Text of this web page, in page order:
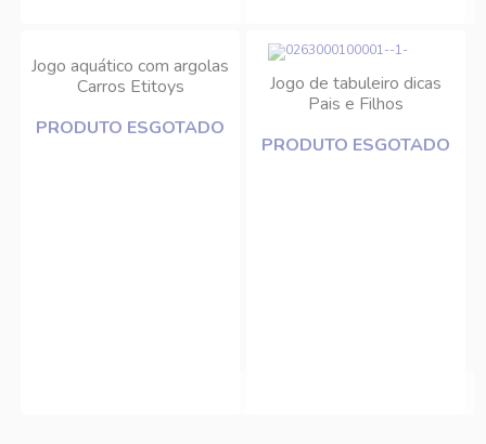
Jogo aquático com argolas
Carros Etitoys
PRODUTO ESGOTADO
Jogo de tabuleiro dicas
Pais e Filhos
PRODUTO ESGOTADO